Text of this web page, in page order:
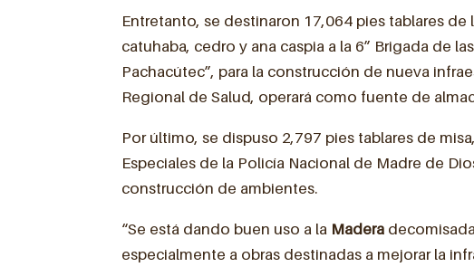
Entretanto, se destinaron 17,064 pies tablares
catuhaba, cedro y ana caspia a la 6” Brigada de
Pachacútec”, para la construcción de nueva
Regional de Salud, operará como fuente de
Por último, se dispuso 2,797 pies tablares de
Especiales de la Policía Nacional de Madre de
construcción de ambientes.
“Se está dando buen uso a la Madera
especialmente a obras destinadas a mejorar la